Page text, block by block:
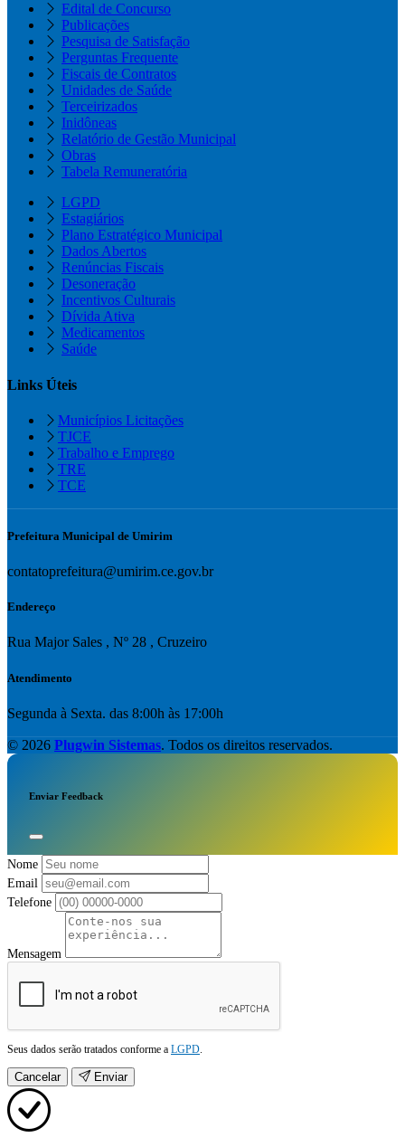
Edital de Concurso
Publicações
Pesquisa de Satisfação
Perguntas Frequente
Fiscais de Contratos
Unidades de Saúde
Terceirizados
Inidôneas
Relatório de Gestão Municipal
Obras
Tabela Remuneratória
LGPD
Estagiários
Plano Estratégico Municipal
Dados Abertos
Renúncias Fiscais
Desoneração
Incentivos Culturais
Dívida Ativa
Medicamentos
Saúde
Links Úteis
Municípios Licitações
TJCE
Trabalho e Emprego
TRE
TCE
Prefeitura Municipal de Umirim
contatoprefeitura@umirim.ce.gov.br
Endereço
Rua Major Sales , Nº 28 , Cruzeiro
Atendimento
Segunda à Sexta. das 8:00h às 17:00h
© 2026 Plugwin Sistemas. Todos os direitos reservados.
Enviar Feedback
Nome
Email
Telefone
Mensagem
Seus dados serão tratados conforme a LGPD
Cancelar Enviar